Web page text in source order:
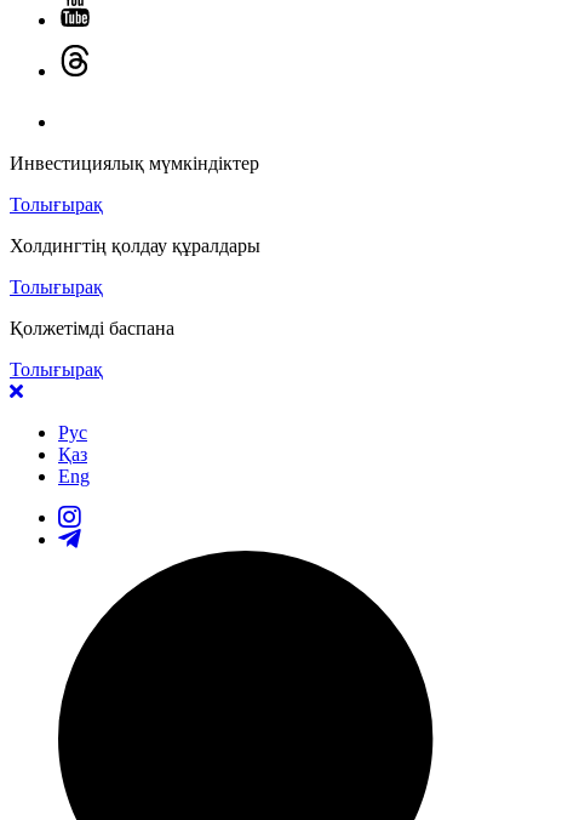
Инвестициялық мүмкіндіктер
Толығырақ
Холдингтің қолдау құралдары
Толығырақ
Қолжетімді баспана
Толығырақ
Рус
Қаз
Eng